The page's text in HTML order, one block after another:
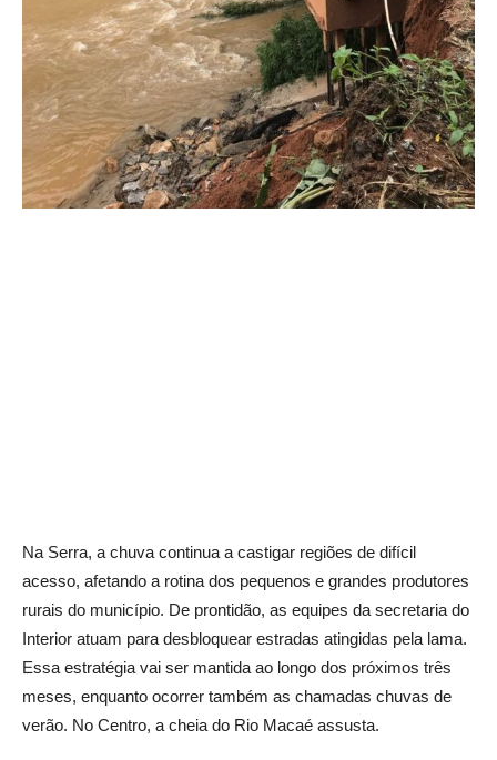
Na Serra, a chuva continua a castigar regiões de difícil
acesso, afetando a rotina dos pequenos e grandes produtores
rurais do município. De prontidão, as equipes da secretaria do
Interior atuam para desbloquear estradas atingidas pela lama.
Essa estratégia vai ser mantida ao longo dos próximos três
meses, enquanto ocorrer também as chamadas chuvas de
verão. No Centro, a cheia do Rio Macaé assusta.